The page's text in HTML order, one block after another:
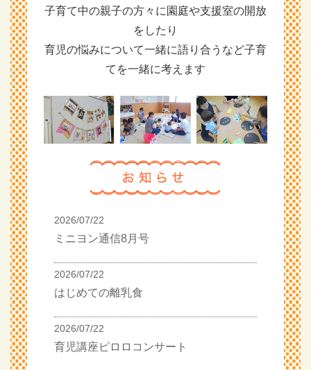
子育て中の親子の方々に園庭や支援室の開放
をしたり
育児の悩みについて一緒に語り合うなど子育
てを一緒に考えます
2026/07/22
ミニヨン通信8月号
2026/07/22
はじめての離乳食
2026/07/22
育児講座ピロロコンサート